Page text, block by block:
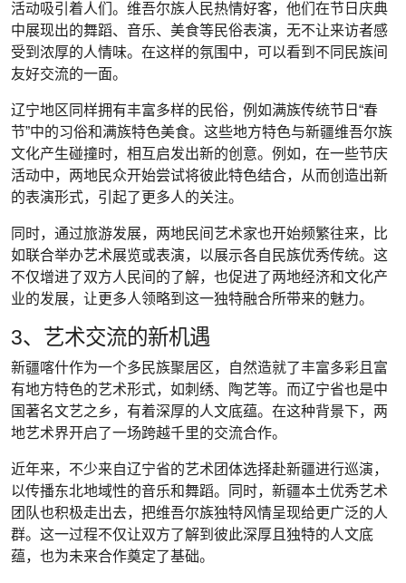
活动吸引着人们。维吾尔族人民热情好客，他们在节日庆典
中展现出的舞蹈、音乐、美食等民俗表演，无不让来访者感
受到浓厚的人情味。在这样的氛围中，可以看到不同民族间
友好交流的一面。
辽宁地区同样拥有丰富多样的民俗，例如满族传统节日“春
节”中的习俗和满族特色美食。这些地方特色与新疆维吾尔族
文化产生碰撞时，相互启发出新的创意。例如，在一些节庆
活动中，两地民众开始尝试将彼此特色结合，从而创造出新
的表演形式，引起了更多人的关注。
同时，通过旅游发展，两地民间艺术家也开始频繁往来，比
如联合举办艺术展览或表演，以展示各自民族优秀传统。这
不仅增进了双方人民间的了解，也促进了两地经济和文化产
业的发展，让更多人领略到这一独特融合所带来的魅力。
3、艺术交流的新机遇
新疆喀什作为一个多民族聚居区，自然造就了丰富多彩且富
有地方特色的艺术形式，如刺绣、陶艺等。而辽宁省也是中
国著名文艺之乡，有着深厚的人文底蕴。在这种背景下，两
地艺术界开启了一场跨越千里的交流合作。
近年来，不少来自辽宁省的艺术团体选择赴新疆进行巡演，
以传播东北地域性的音乐和舞蹈。同时，新疆本土优秀艺术
团队也积极走出去，把维吾尔族独特风情呈现给更广泛的人
群。这一过程不仅让双方了解到彼此深厚且独特的人文底
蕴，也为未来合作奠定了基础。